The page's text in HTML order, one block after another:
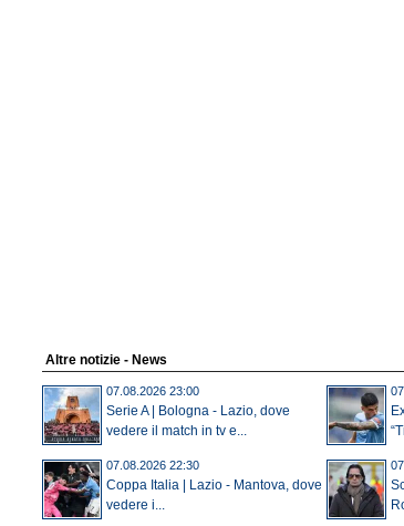
Altre notizie - News
07.08.2026 23:00
Serie A | Bologna - Lazio, dove
vedere il match in tv e...
07.08.2026 22:30
Coppa Italia | Lazio - Mantova, dove
vedere i...